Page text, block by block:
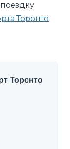
Торонто
Торонто